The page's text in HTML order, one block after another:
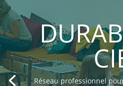
Réseau professionnel